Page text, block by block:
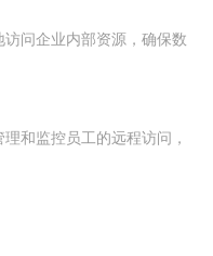
问企业内部资源，确保数
和监控员工的远程访问，